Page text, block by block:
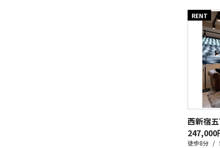
RENT
西新宿
247,000
徒歩8分